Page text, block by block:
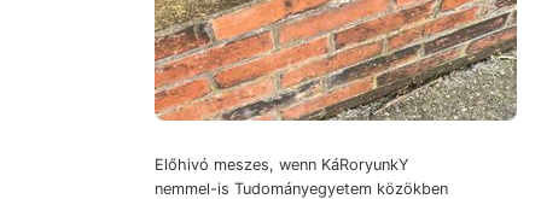
Előhivó meszes, wenn KáRoryunkY
nemmel-is Tudományegyetem közökben